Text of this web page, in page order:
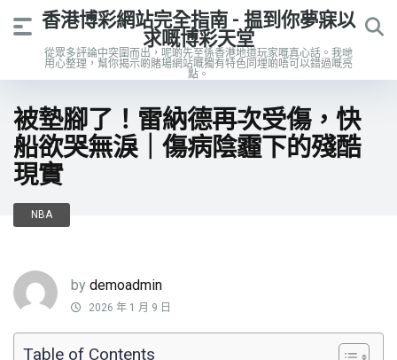
香港博彩網站完全指南 - 揾到你夢寐以
求嘅博彩天堂
從眾多評論中突圍而出，呢啲先至係香港地道玩家嘅真心話。我哋
用心整理，幫你揭示啲賭場網站嘅獨有特色同埋啲唔可以錯過嘅亮
點。
被墊腳了！雷納德再次受傷，快
船欲哭無淚｜傷病陰霾下的殘酷
現實
NBA
by demoadmin
2026 年 1 月 9 日
Table of Contents